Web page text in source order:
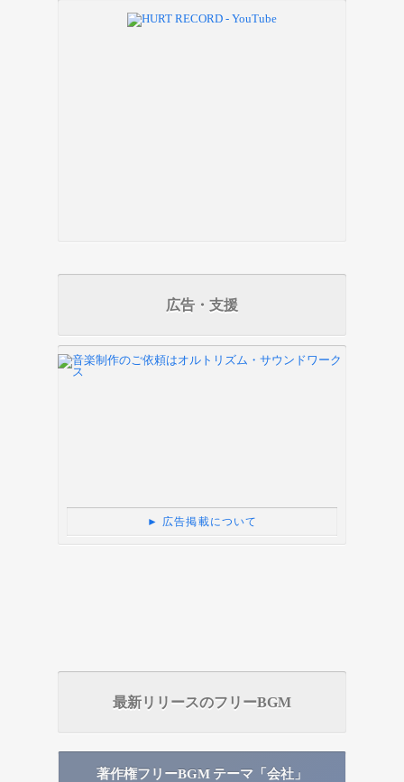
広告・支援
► 広告掲載について
最新リリースのフリーBGM
著作権フリーBGM テーマ「会社」